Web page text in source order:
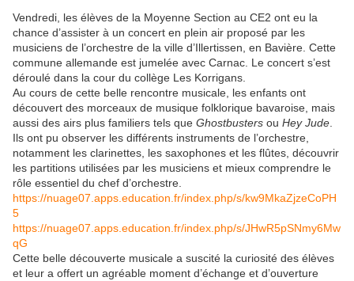
Vendredi, les élèves de la Moyenne Section au CE2 ont eu la
chance d’assister à un concert en plein air proposé par les
musiciens de l’orchestre de la ville d’Illertissen, en Bavière. Cette
commune allemande est jumelée avec Carnac. Le concert s’est
déroulé dans la cour du collège Les Korrigans.
Au cours de cette belle rencontre musicale, les enfants ont
découvert des morceaux de musique folklorique bavaroise, mais
aussi des airs plus familiers tels que Ghostbusters ou Hey Jude
Ils ont pu observer les différents instruments de l’orchestre,
notamment les clarinettes, les saxophones et les flûtes, découvrir
les partitions utilisées par les musiciens et mieux comprendre le
rôle essentiel du chef d’orchestre.
https://nuage07.apps.education.fr/index.php/s/kw9MkaZjzeCoPH
5
https://nuage07.apps.education.fr/index.php/s/JHwR5pSNmy6Mw
qG
Cette belle découverte musicale a suscité la curiosité des élèves
et leur a offert un agréable moment d’échange et d’ouverture